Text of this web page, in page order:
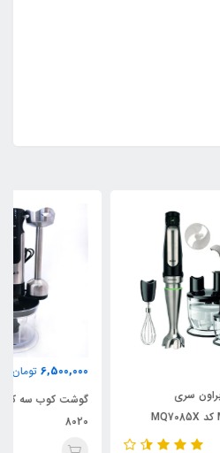
گوشت کوب سه کاره بیکا پلاس کد
8020